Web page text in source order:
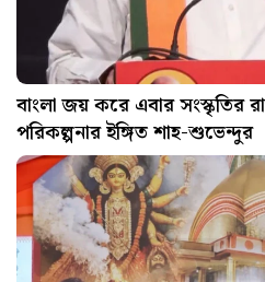
বাংলা জয় করে এবার সংস্কৃতির
পরিকল্পনার ইঙ্গিত শাহ-শুভেন্দুর